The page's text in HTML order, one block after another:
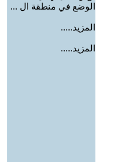
الوضع في منطقة ال ...
المزيد.....
المزيد.....